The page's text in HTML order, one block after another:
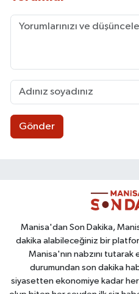
Gönder
Manisa'dan Son Dakika,
dakika alabileceğiniz bir
Manisa'nın nabzını
durumundan son dakika
siyasetten ekonomiye kadar her